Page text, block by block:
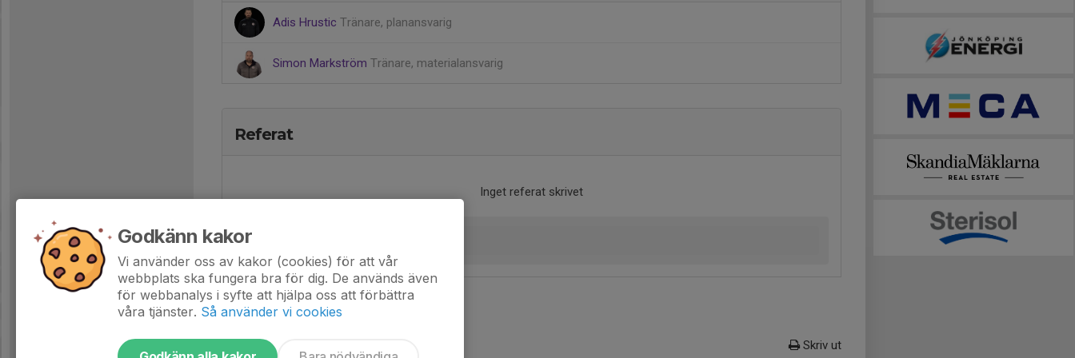
Adis Hrustic Tränare, planansvarig
Simon Markström Tränare, materialansvarig
Referat
Inget referat skrivet
Skriv ut
Godkänn kakor
Vi använder oss av kakor (cookies) för att vår
webbplats ska fungera bra för dig. De används även
för webbanalys i syfte att hjälpa oss att förbättra
våra tjänster. Så använder vi cookies